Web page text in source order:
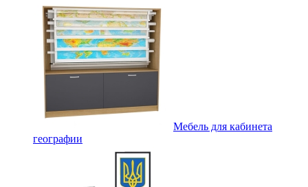
Мебель для кабинета
географии